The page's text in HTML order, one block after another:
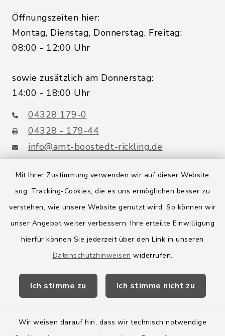
Mit Ihrer Zustimmung verwenden wir auf dieser Website
sog. Tracking-Cookies, die es uns ermöglichen besser zu
verstehen, wie unsere Website genutzt wird. So können wir
unser Angebot weiter verbessern. Ihre erteilte Einwilligung
hierfür können Sie jederzeit über den Link in unseren
Datenschutzhinweisen widerrufen.
Ich stimme zu Ich stimme nicht zu
Wir weisen darauf hin, dass wir technisch notwendige
Öffnungszeiten hier:
Montag, Dienstag, Donnerstag, Freitag:
08:00 - 12:00 Uhr
sowie zusätzlich am Donnerstag:
14:00 - 18:00 Uhr
04328 179-0
04328 - 179-44
info@amt-boostedt-rickling.de
Quicklinks
Amt Boostedt-Rickling
Amtsbroschüre
Wege-Zweckverband